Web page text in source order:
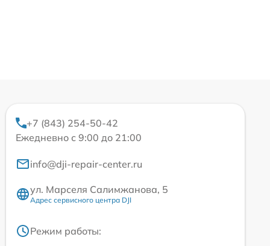
+7 (843) 254-50-42
Ежедневно с 9:00 до 21:00
info@dji-repair-center.ru
ул. Марселя Салимжанова, 5
Адрес сервисного центра DJI
Режим работы: